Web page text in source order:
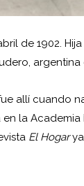
de 1902.
allí cuando
la
El Hogarya